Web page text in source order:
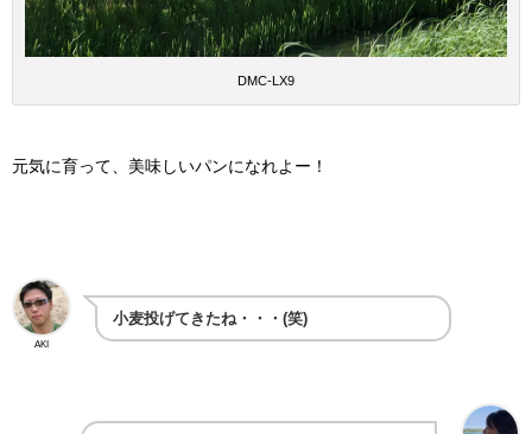
DMC-LX9
元気に育って、美味しいパンになれよー！
AKI
小麦投げてきたね・・・(笑)